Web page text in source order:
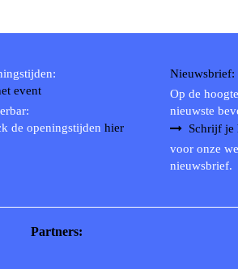
event
de openingstijden hier
Nieuwsbrief:
Op de
nieuwste
Schrijf je
voor onze
nieuwsbrief.
Partners: